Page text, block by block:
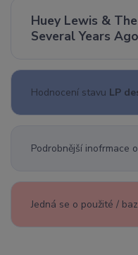
Huey Lewis &
Several Years
Hodnocení stavu LP
Podrobnější inofrmace
Jedná se o použité /